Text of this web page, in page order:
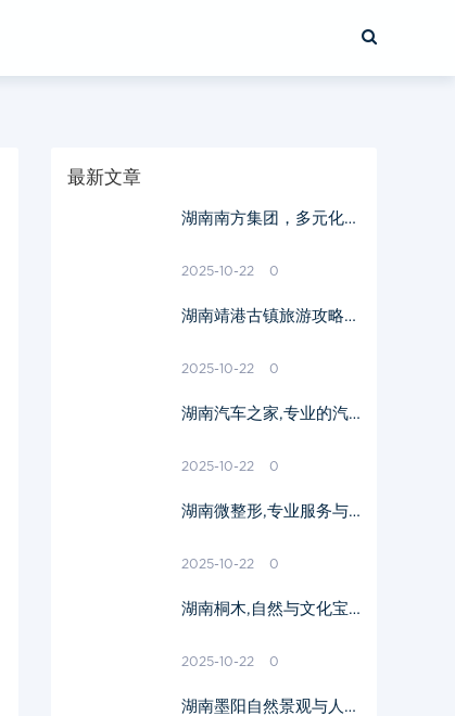
最新文章
湖南南方集团，多元化发
2025-10-22 0
湖南靖港古镇旅游攻略-
2025-10-22 0
湖南汽车之家,专业的汽
供一站式服务解析
2025-10-22 0
湖南微整形,专业服务与
新选择
2025-10-22 0
湖南桐木,自然与文化宝
2025-10-22 0
湖南墨阳自然景观与人文